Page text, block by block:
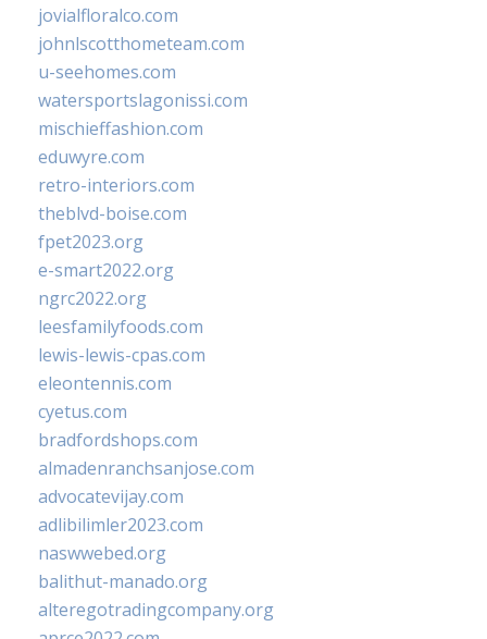
jovialfloralco.com
johnlscotthometeam.com
u-seehomes.com
watersportslagonissi.com
mischieffashion.com
eduwyre.com
retro-interiors.com
theblvd-boise.com
fpet2023.org
e-smart2022.org
ngrc2022.org
leesfamilyfoods.com
lewis-lewis-cpas.com
eleontennis.com
cyetus.com
bradfordshops.com
almadenranchsanjose.com
advocatevijay.com
adlibilimler2023.com
naswwebed.org
balithut-manado.org
alteregotradingcompany.org